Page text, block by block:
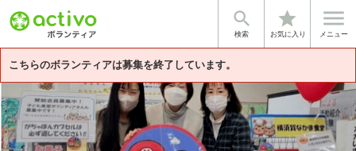

検索
star
お気に入り

メニュー
こちらのボランティアは募集を終了しています。
基本情報 団体情報